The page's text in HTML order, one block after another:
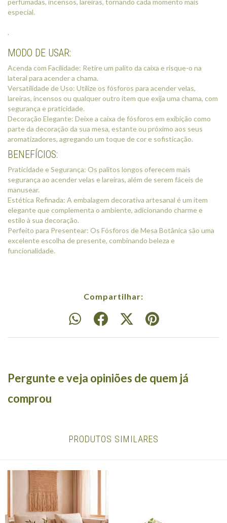
perfumadas, incensos, lareiras, tornando cada momento mais
especial.
.
MODO DE USAR:
Acenda com Facilidade: Retire um palito da caixa e risque-o na
lateral para acender a chama.
Versatilidade de Uso: Utilize os fósforos para acender velas,
lareiras, incensos ou qualquer outro item que exija uma chama, com
segurança e praticidade.
Decoração Elegante: Deixe a caixa de fósforos em exibição como
parte da decoração da sua mesa, estante ou próximo aos seus
aromatizadores, agregando um toque de cor e sofisticação.
BENEFÍCIOS:
Praticidade e Segurança: Os palitos longos oferecem mais
segurança ao acender velas e lareiras, além de serem fáceis de
manusear.
Estética Refinada: A embalagem decorativa artesanal é um item
elegante que complementa o ambiente, adicionando charme e
estilo à sua decoração.
Perfeito para Presentear: Os Fósforos de Mesa Botânica são uma
excelente escolha de presente, combinando beleza e
funcionalidade.
Compartilhar:
Pergunte e veja opiniões de quem já
comprou
PRODUTOS SIMILARES